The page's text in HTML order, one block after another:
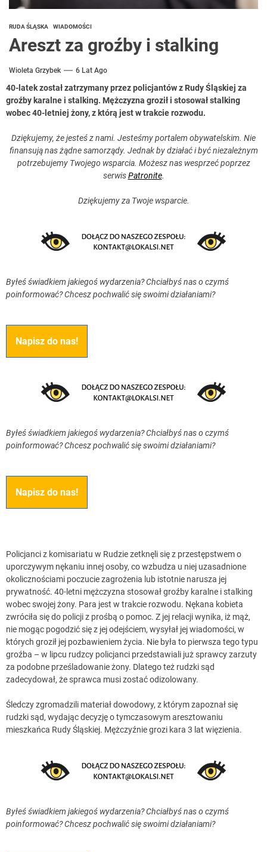
RUDA ŚLĄSKA WIADOMOŚCI
Areszt za groźby i stalking
Wioleta Grzybek 6 Lat Ago
40-latek został zatrzymany przez policjantów z Rudy Śląskiej za
groźby karalne i stalking. Mężczyzna groził i stosował stalking
wobec 40-letniej żony, z którą jest w trakcie rozwodu.
Dziękujemy, że jesteś z nami. Jesteśmy portalem obywatelskim. Nie
finansują nas żądne samorządy. Jednak by działać i być niezależnym
potrzebujemy Twojego wsparcia. Możesz nas wesprzeć poprzez
serwisPatronite.
Dziękujemy za Twoje wsparcie.
Byłeś świadkiem jakiegoś wydarzenia? Chciałbyś nas o czymś
poinformować? Chcesz pochwalić się swoimi działaniami?
Napisz do nas!
Byłeś świadkiem jakiegoś wydarzenia? Chciałbyś nas o czymś
poinformować? Chcesz pochwalić się swoimi działaniami?
Napisz do nas!
Policjanci z komisariatu w Rudzie zetknęli się z przestępstwem o
uporczywym nękaniu innej osoby, co wzbudza u niej uzasadnione
okolicznościami poczucie zagrożenia lub istotnie narusza jej
prywatność. 40-letni mężczyzna stosował groźby karalne i stalking
wobec swojej żony. Para jest w trakcie rozwodu. Nękana kobieta
zwróciła się do policji z prośbą o pomoc. Z jej relacji wynika, iż mąż,
nie mogąc pogodzić się z jej odejściem, wysyłał jej wiadomości, w
których groził jej pozbawieniem życia. Nie była to pierwsza tego typu
groźba – w lipcu rudzcy policjanci przedstawiali już sprawcy zarzuty
za podobne prześladowanie żony. Dlatego też rudzki sąd
zadecydował, że sprawca musi zostać odizolowany.
Śledczy zgromadzili materiał dowodowy, z którym zapoznał się
rudzki sąd, wydając decyzję o tymczasowym aresztowaniu
mieszkańca Rudy Śląskiej. Mężczyźnie grozi kara 3 lat więzienia.
Byłeś świadkiem jakiegoś wydarzenia? Chciałbyś nas o czymś
poinformować? Chcesz pochwalić się swoimi działaniami?